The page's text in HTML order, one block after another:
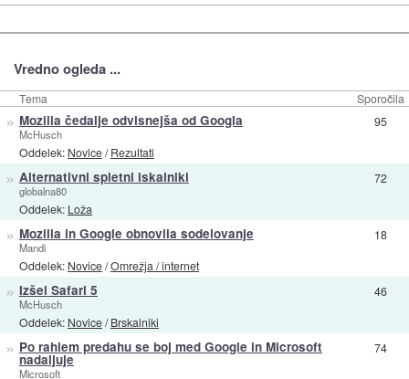
Vredno ogleda ...
Tema Sporočila
» Mozilla čedalje odvisnejša od Googla
McHusch
Oddelek: Novice/Rezultati
95
» Alternativni spletni iskalniki
globalna80
Oddelek: Loža
72
» Mozilla in Google obnovila sodelovanje
Mandi
Oddelek: Novice/Omrežja / internet
18
» Izšel Safari 5
McHusch
Oddelek: Novice/Brskalniki
46
» Po rahlem predahu se boj med Google in Microsoft
nadaljuje
Microsoft
74